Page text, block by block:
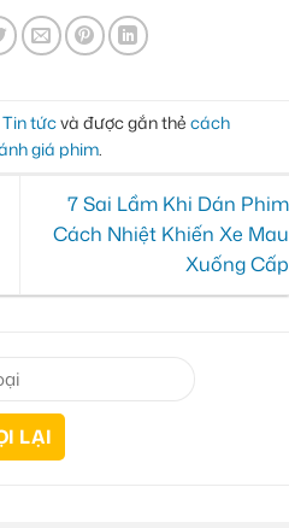
Tin tứcvà được gắn thẻ cách
giá phim
7 Sai Lầm Khi Dán Phim
Cách Nhiệt Khiến Xe Mau
Xuống Cấp